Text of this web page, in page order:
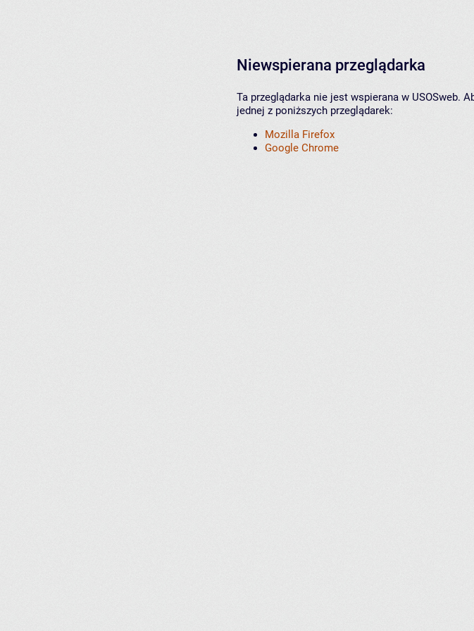
Niewspierana przeglądarka
Ta przeglądarka nie jest wspierana w USOSweb.
jednej z poniższych przeglądarek:
Mozilla Firefox
Google Chrome